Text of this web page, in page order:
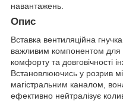
навантажень.
Опис
Вставка вентиляційна
важливим компонентом для
комфорту та довговічності
Встановлюючись у розрив
магістральним каналом,
ефективно нейтралізує